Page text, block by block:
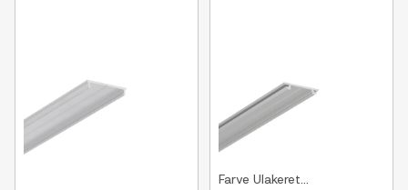
Farve Ulakeret...